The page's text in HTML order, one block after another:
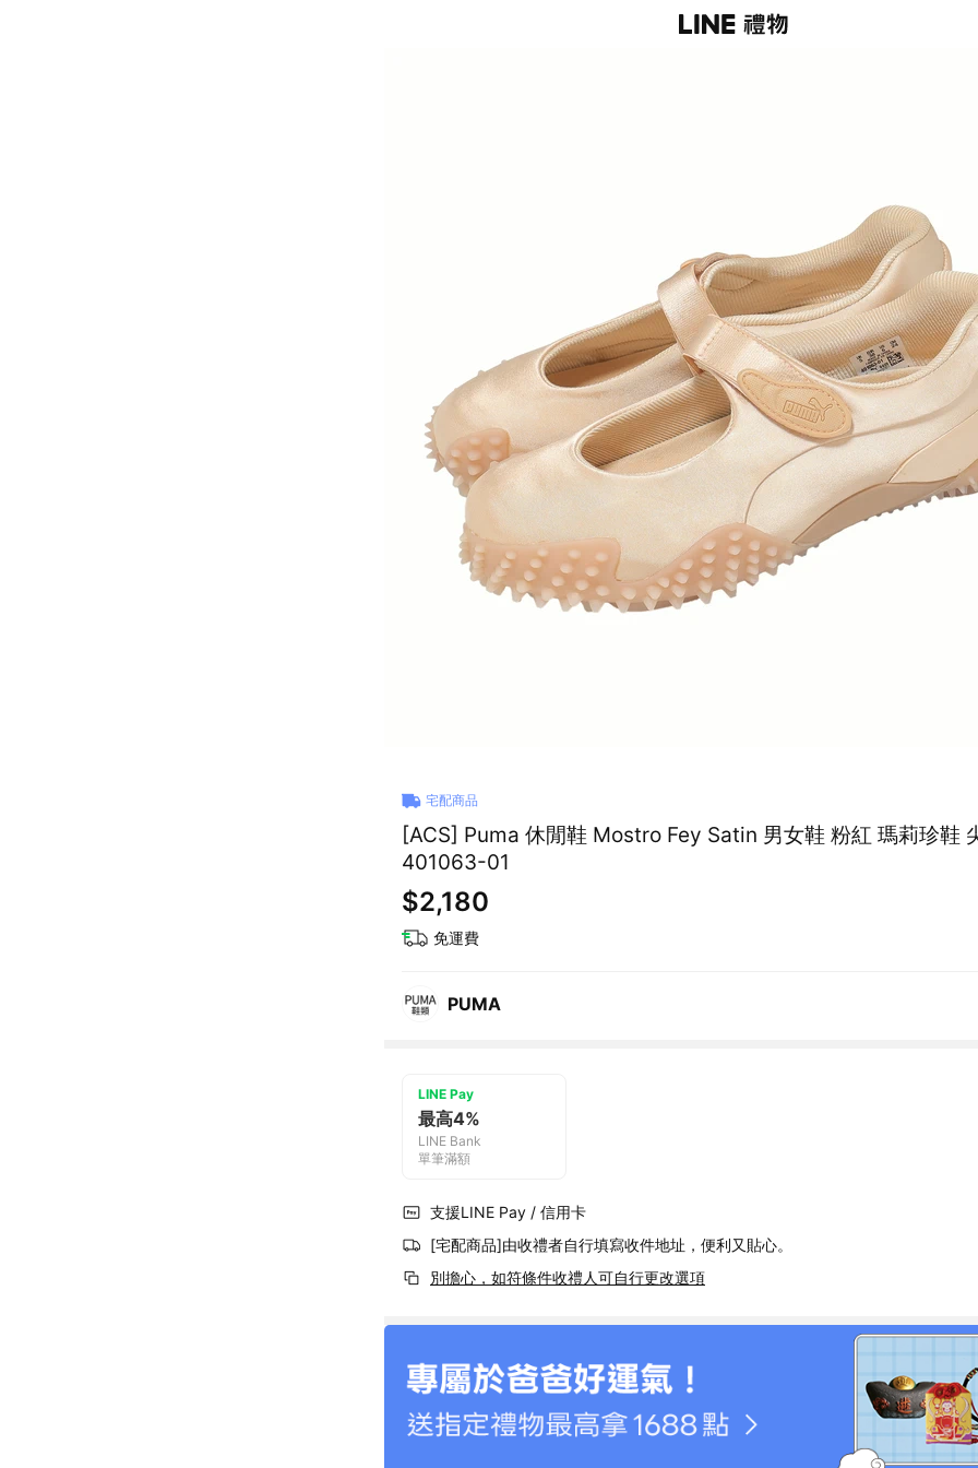
宅配商品
[ACS] Puma 休閒鞋 Mostro Fey Satin 男女鞋 粉紅 瑪莉珍鞋
401063-01
$2,180
免運費
PUMA
LINE Pay
最高4%
LINE Bank
單筆滿額
支援LINE Pay / 信用卡
[宅配商品]由收禮者自行填寫收件地址，便利又貼心。
別擔心，如符條件收禮人可自行更改選項